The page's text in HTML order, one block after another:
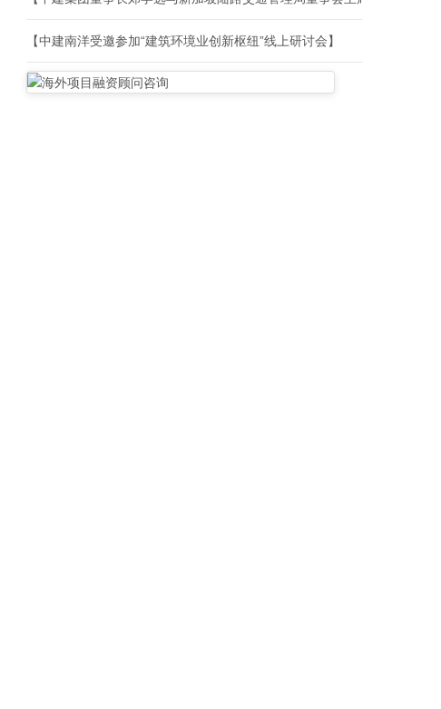
【中建南洋受邀参加“建筑环境业创新枢纽”线上研讨会】